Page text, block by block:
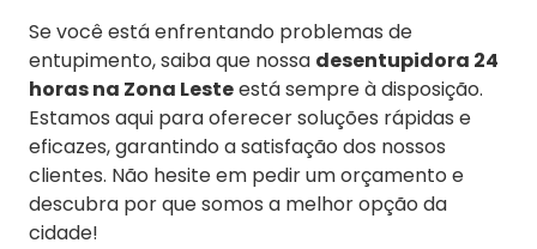
Se você está enfrentando problemas de
entupimento, saiba que nossa desentupidora 24
horas na Zona Lesteestá sempre à disposição.
Estamos aqui para oferecer soluções rápidas e
eficazes, garantindo a satisfação dos nossos
clientes. Não hesite em pedir um orçamento e
descubra por que somos a melhor opção da
cidade!